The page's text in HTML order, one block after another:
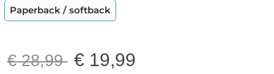
Paperback / softback
€28,99 € 19,99